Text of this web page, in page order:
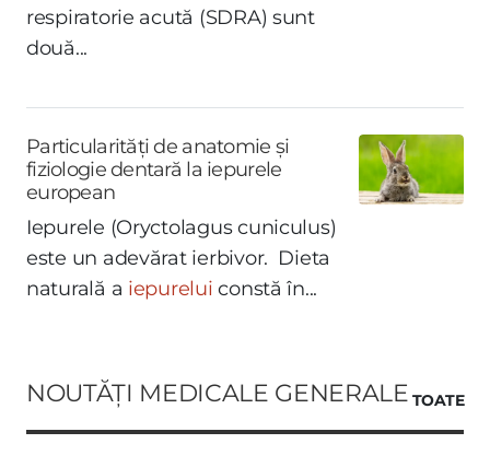
respiratorie acută (SDRA) sunt
două...
Particularități de anatomie și
fiziologie dentară la iepurele
european
Iepurele (Oryctolagus cuniculus)
este un adevărat ierbivor. Dieta
naturală a iepurelui constă în...
NOUTĂȚI MEDICALE GENERALE TOATE